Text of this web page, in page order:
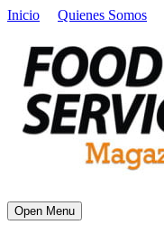
Inicio Quienes Somos
Open Menu